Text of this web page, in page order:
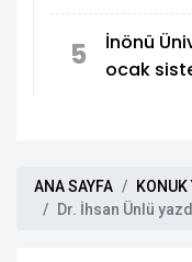
5
İnönü
ocak
ANA SAYFA
KONUK
Dr. İhsan Ünlü